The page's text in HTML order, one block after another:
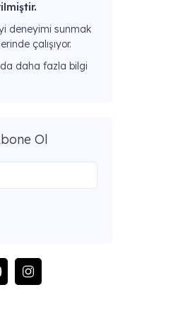
deneyimi sunmak
çalışıyor.
daha fazla bilgi
Ol